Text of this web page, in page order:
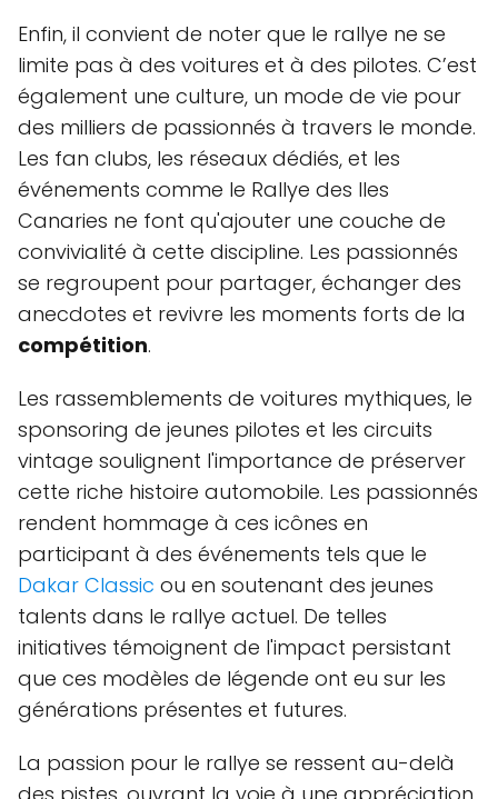
Enfin, il convient de noter que le rallye ne se
limite pas à des voitures et à des pilotes. C’est
également une culture, un mode de vie pour
des milliers de passionnés à travers le monde.
Les fan clubs, les réseaux dédiés, et les
événements comme le Rallye des Iles
Canaries ne font qu'ajouter une couche de
convivialité à cette discipline. Les passionnés
se regroupent pour partager, échanger des
anecdotes et revivre les moments forts de la
compétition.
Les rassemblements de voitures mythiques, le
sponsoring de jeunes pilotes et les circuits
vintage soulignent l'importance de préserver
cette riche histoire automobile. Les passionnés
rendent hommage à ces icônes en
participant à des événements tels que le
Dakar Classic ou en soutenant des jeunes
talents dans le rallye actuel. De telles
initiatives témoignent de l'impact persistant
que ces modèles de légende ont eu sur les
générations présentes et futures.
La passion pour le rallye se ressent au-delà